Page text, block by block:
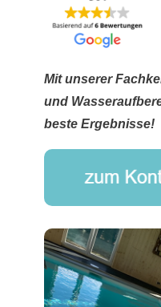
Mit unserer
und
beste Ergebnisse!